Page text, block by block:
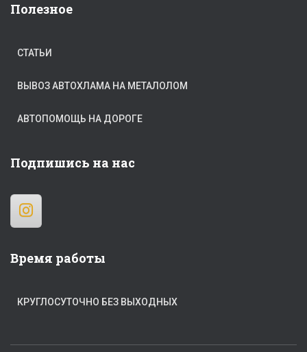
Полезное
СТАТЬИ
ВЫВОЗ АВТОХЛАМА НА МЕТАЛОЛОМ
АВТОПОМОЩЬ НА ДОРОГЕ
Подпишись на нас
Время работы
КРУГЛОСУТОЧНО БЕЗ ВЫХОДНЫХ